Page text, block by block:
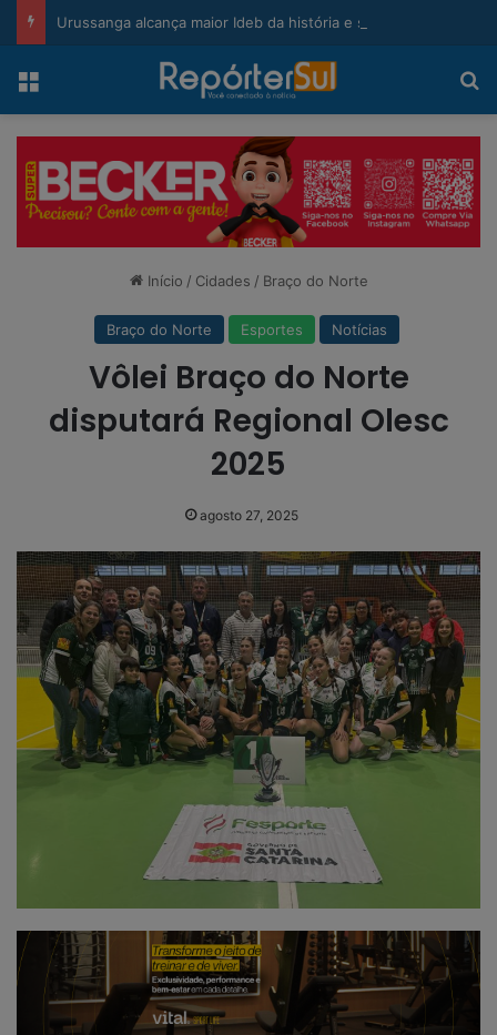
Menu
Início / Cidades / Braço do Norte
Braço do Norte Esportes Notícias
Vôlei Braço do Norte
disputará Regional Olesc
2025
agosto 27, 2025